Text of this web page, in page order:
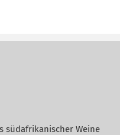
südafrikanischer Weine